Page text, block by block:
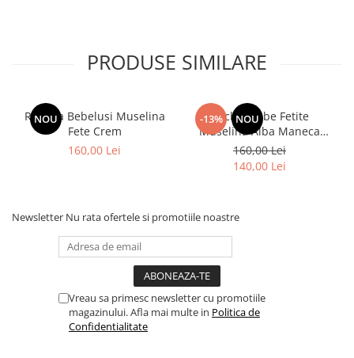
PRODUSE SIMILARE
NOU
Rochita Bebelusi Muselina
Fete Crem
160,00 Lei
-13% NOU
Rochie Bebe Fetite
Muselina Alba Maneca
Scurta
160,00 Lei
140,00 Lei
Newsletter Nu rata ofertele si promotiile noastre
Vreau sa primesc newsletter cu promotiile
magazinului. Afla mai multe in Politica de
Confidentialitate